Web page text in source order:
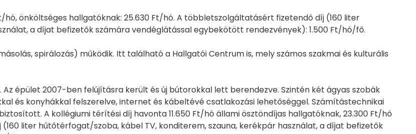
önköltséges hallgatóknak: 25.630 Ft/hó. A többletszolgáltatásért fizetendő díj (160 liter
a díjat befizetők számára vendéglátással egybekötött rendezvények): 1.500 Ft/hó/fő.
spirálozás) működik. Itt található a Hallgatói Centrum is, mely számos szakmai és kulturális
épület 2007-ben felújításra került és új bútorokkal lett berendezve. Szintén két ágyas szobák
és konyhákkal felszerelve, internet és kábeltévé csatlakozási lehetőséggel. Számítástechnikai
A kollégiumi térítési díj havonta 11.650 Ft/hó állami ösztöndíjas hallgatóknak, 23.300 Ft/hó
liter hűtőtérfogat/szoba, kábel TV, konditerem, szauna, kerékpár használat, a díjat befizetők